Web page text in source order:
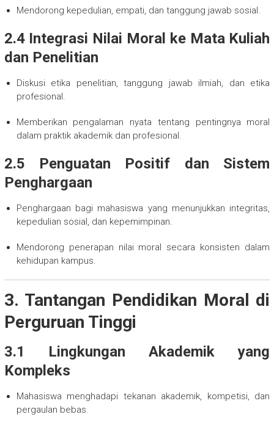
Mendorong kepedulian, empati, dan tanggung jawab sosial.
2.4 Integrasi Nilai Moral ke Mata Kuliah
dan Penelitian
Diskusi etika penelitian, tanggung jawab ilmiah, dan etika
profesional.
Memberikan pengalaman nyata tentang pentingnya moral
dalam praktik akademik dan profesional.
2.5 Penguatan Positif dan Sistem
Penghargaan
Penghargaan bagi mahasiswa yang menunjukkan integritas,
kepedulian sosial, dan kepemimpinan.
Mendorong penerapan nilai moral secara konsisten dalam
kehidupan kampus.
3. Tantangan Pendidikan Moral di
Perguruan Tinggi
3.1 Lingkungan Akademik yang
Kompleks
Mahasiswa menghadapi tekanan akademik, kompetisi, dan
pergaulan bebas.